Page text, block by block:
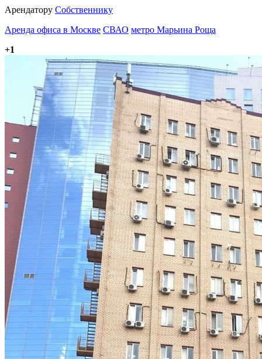
Арендатору Собственнику
Аренда офиса в Москве СВАО метро Марьина Роща
+1